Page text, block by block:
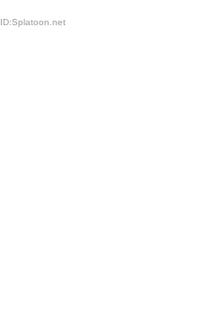
ID:Splatoon.net